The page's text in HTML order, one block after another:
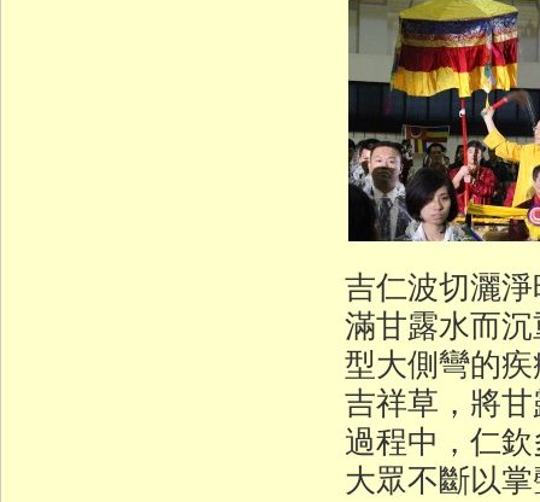
吉仁波切灑
滿甘露水而
型大側彎的
吉祥草，將
過程中，仁
大眾不斷以